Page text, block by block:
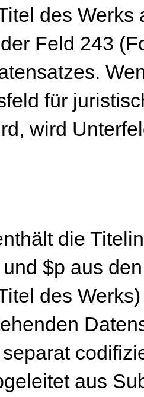
des
Feld 243
für
wird
die
$p aus
des
aus